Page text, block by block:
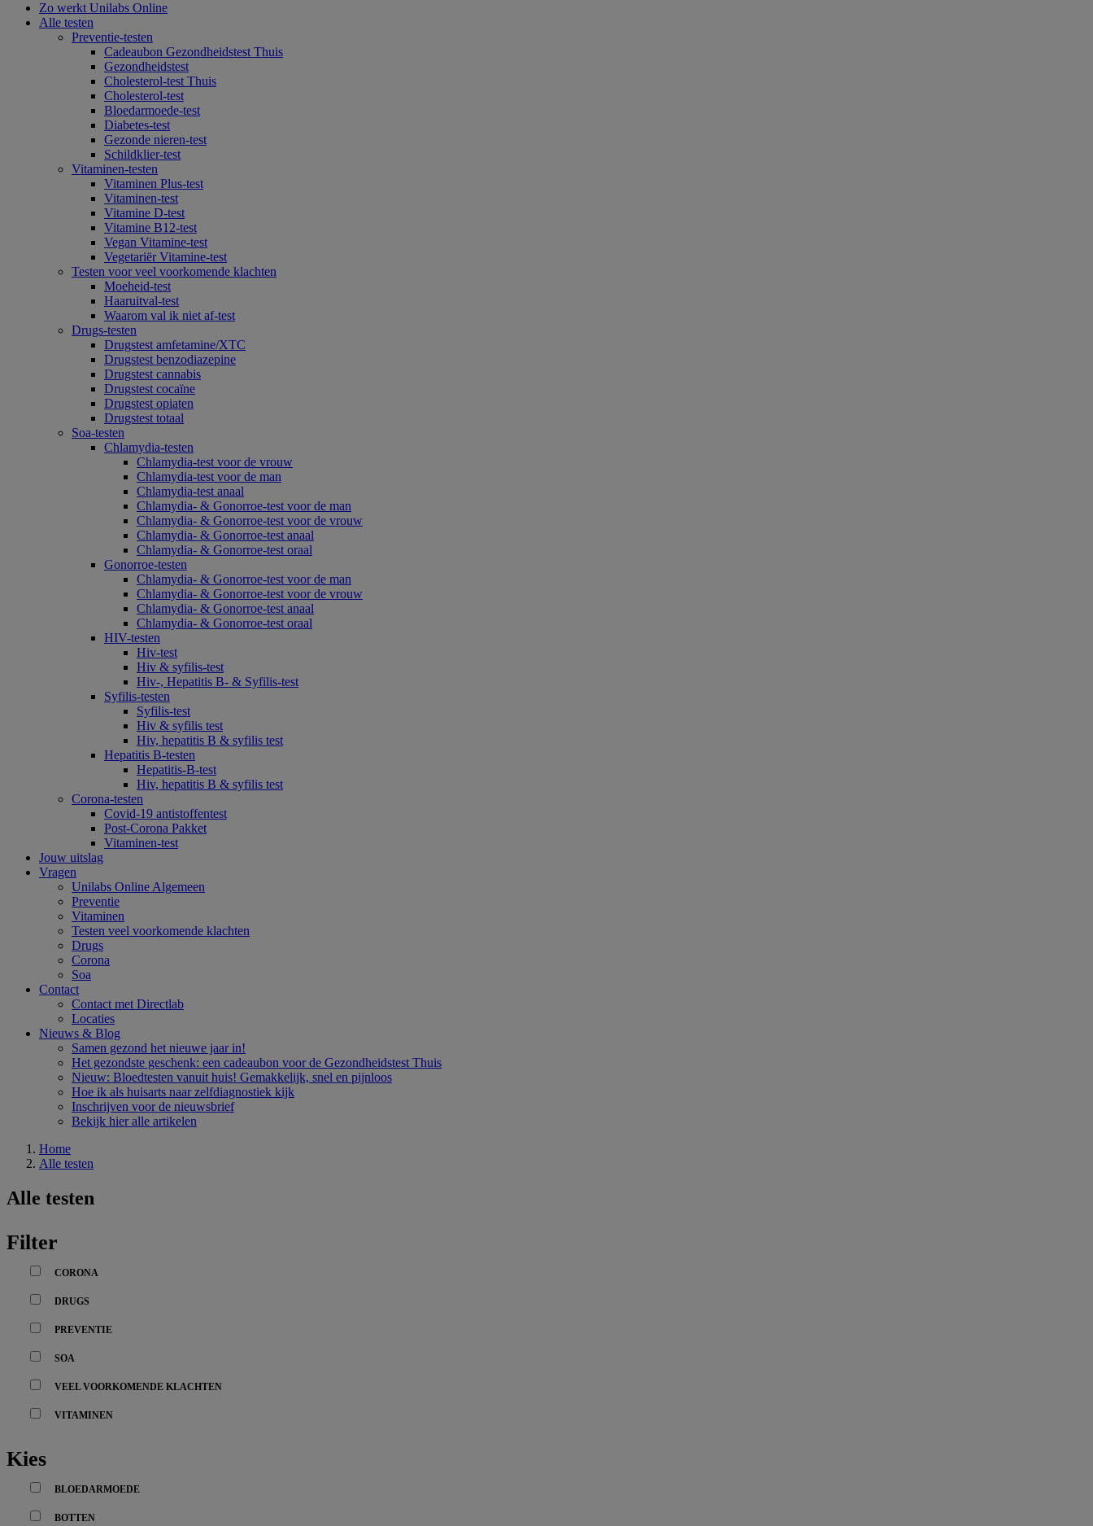
Zo werkt Unilabs Online
Alle testen
Preventie-testen
Cadeaubon Gezondheidstest Thuis
Gezondheidstest
Cholesterol-test Thuis
Cholesterol-test
Bloedarmoede-test
Diabetes-test
Gezonde nieren-test
Schildklier-test
Vitaminen-testen
Vitaminen Plus-test
Vitaminen-test
Vitamine D-test
Vitamine B12-test
Vegan Vitamine-test
Vegetariër Vitamine-test
Testen voor veel voorkomende klachten
Moeheid-test
Haaruitval-test
Waarom val ik niet af-test
Drugs-testen
Drugstest amfetamine/XTC
Drugstest benzodiazepine
Drugstest cannabis
Drugstest cocaïne
Drugstest opiaten
Drugstest totaal
Soa-testen
Chlamydia-testen
Chlamydia-test voor de vrouw
Chlamydia-test voor de man
Chlamydia-test anaal
Chlamydia- & Gonorroe-test voor de man
Chlamydia- & Gonorroe-test voor de vrouw
Chlamydia- & Gonorroe-test anaal
Chlamydia- & Gonorroe-test oraal
Gonorroe-testen
Chlamydia- & Gonorroe-test voor de man
Chlamydia- & Gonorroe-test voor de vrouw
Chlamydia- & Gonorroe-test anaal
Chlamydia- & Gonorroe-test oraal
HIV-testen
Hiv-test
Hiv & syfilis-test
Hiv-, Hepatitis B- & Syfilis-test
Syfilis-testen
Syfilis-test
Hiv & syfilis test
Hiv, hepatitis B & syfilis test
Hepatitis B-testen
Hepatitis-B-test
Hiv, hepatitis B & syfilis test
Corona-testen
Covid-19 antistoffentest
Post-Corona Pakket
Vitaminen-test
Jouw uitslag
Vragen
Unilabs Online Algemeen
Preventie
Vitaminen
Testen veel voorkomende klachten
Drugs
Corona
Soa
Contact
Contact met Directlab
Locaties
Nieuws & Blog
Samen gezond het nieuwe jaar in!
Het gezondste geschenk: een cadeaubon voor de Gezondheidstest Thuis
Nieuw: Bloedtesten vanuit huis! Gemakkelijk, snel en pijnloos
Hoe ik als huisarts naar zelfdiagnostiek kijk
Inschrijven voor de nieuwsbrief
Bekijk hier alle artikelen
Home
Alle testen
Alle testen
Filter
CORONA
DRUGS
PREVENTIE
SOA
VEEL VOORKOMENDE KLACHTEN
VITAMINEN
Kies
BLOEDARMOEDE
BOTTEN